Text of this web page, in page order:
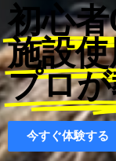
初心者
施設
プロ
今すぐ体験する